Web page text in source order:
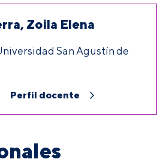
Zoila Elena
San Agustín de
Perfil docente